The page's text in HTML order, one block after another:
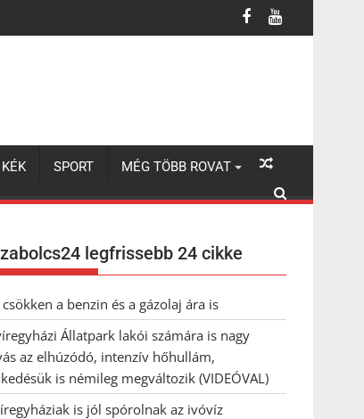
hőhullám, viselkedésük is némileg megváltozik
KÉK SPORT MÉG TÖBB ROVAT
legfrissebb 24 cikke
a benzin és a gázolaj ára is
Állatpark lakói számára is nagy
az elhúzódó, intenzív hőhullám,
is némileg megváltozik (VIDEÓVAL)
is jól spórolnak az ivóvíz